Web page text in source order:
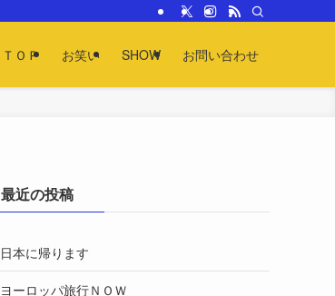
ＴＯＰ お笑い SHOW お問い合わせ
最近の投稿
日本に帰ります
ヨーロッパ旅行ＮＯＷ